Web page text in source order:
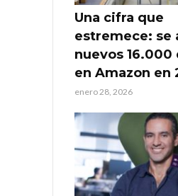
Una cifra que
estremece: se
nuevos 16.000
en Amazon en
enero 28, 2026